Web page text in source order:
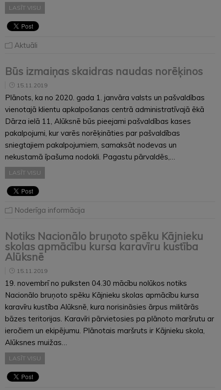
LASĪT VISU
Aktuāli
Būs izmaiņas skaidras naudas norēķinos
15.11.2019
Plānots, ka no 2020. gada 1. janvāra valsts un pašvaldības
vienotajā klientu apkalpošanas centrā administratīvajā ēkā
Dārza ielā 11, Alūksnē būs pieejami pašvaldības kases
pakalpojumi, kur varēs norēķināties par pašvaldības
sniegtajiem pakalpojumiem, samaksāt nodevas un
nekustamā īpašuma nodokli. Pagastu pārvaldēs,…
LASĪT VISU
Noderīga informācija
Notiks Nacionālo bruņoto spēku Kājnieku
skolas apmācību kursa karavīru kustība
Alūksnē
15.11.2019
19. novembrī no pulksten 04.30 mācību nolūkos notiks
Nacionālo bruņoto spēku Kājnieku skolas apmācību kursa
karavīru kustība Alūksnē, kura norisināsies ārpus militārās
bāzes teritorijas. Karavīri pārvietosies pa plānoto maršrutu ar
ieročiem un ekipējumu. Plānotais maršruts ir Kājnieku skola,
Alūksnes muižas…
LASĪT VISU